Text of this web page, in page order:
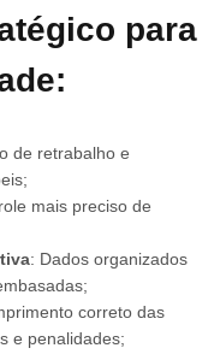
para
de retrabalho e
mais preciso de
: Dados organizados
correto das
e penalidades;